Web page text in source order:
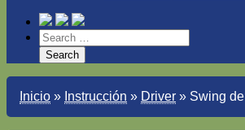
Inicio » Instrucción » Driver » Swing